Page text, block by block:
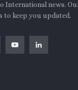
International news.
to keep you updated.